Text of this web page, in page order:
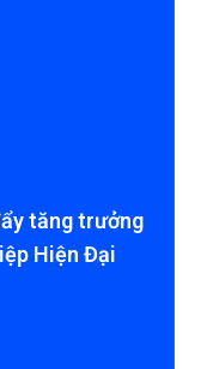
tăng trưởng
Hiện Đại